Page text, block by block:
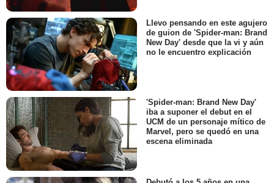
Llevo pensando en este agujero
de guion de 'Spider-man: Brand
New Day' desde que la vi y aún
no le encuentro explicación
'Spider-man: Brand New Day'
iba a suponer el debut en el
UCM de un personaje mítico de
Marvel, pero se quedó en una
escena eliminada